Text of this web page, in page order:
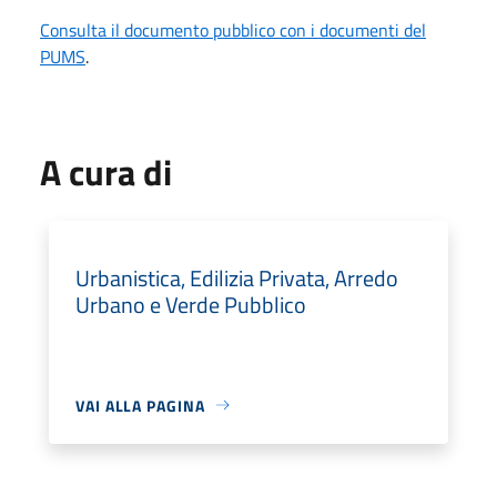
Consulta il documento pubblico con i documenti del
PUMS.
A cura di
Urbanistica, Edilizia Privata, Arredo
Urbano e Verde Pubblico
VAI ALLA PAGINA